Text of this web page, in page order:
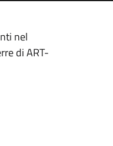
nel
di ART-